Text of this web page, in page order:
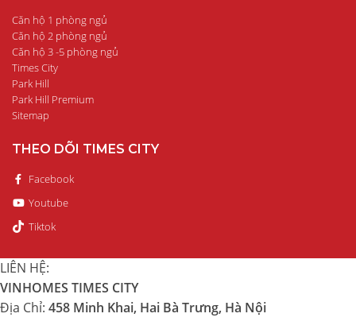
Căn hộ 1 phòng ngủ
Căn hộ 2 phòng ngủ
Căn hộ 3 -5 phòng ngủ
Times City
Park Hill
Park Hill Premium
Sitemap
THEO DÕI TIMES CITY
Facebook
Youtube
Tiktok
LIÊN HỆ:
VINHOMES TIMES CITY
Địa Chỉ: 458 Minh Khai, Hai Bà Trưng, Hà Nội